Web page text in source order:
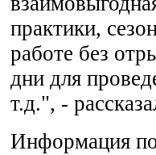
практики,
работе без
дни для
т.д.", -
Информация